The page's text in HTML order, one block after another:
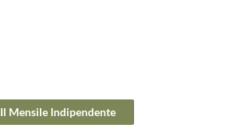
Il Mensile Indipendente